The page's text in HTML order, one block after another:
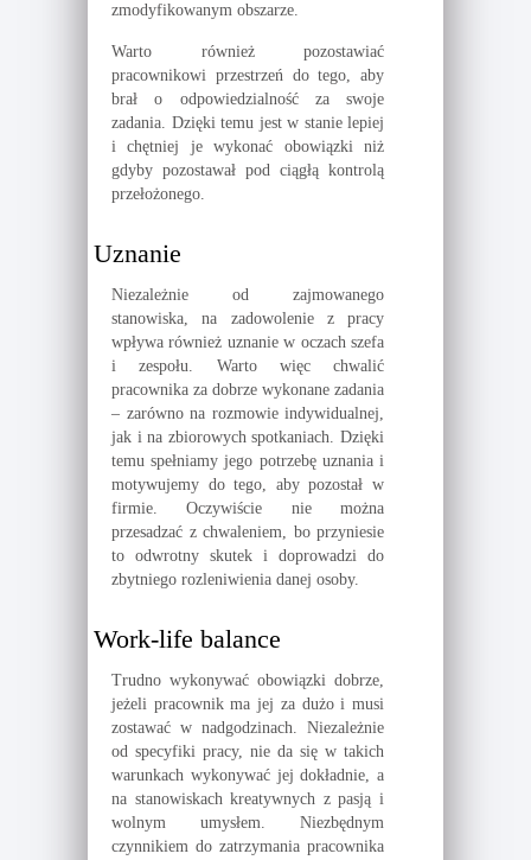
zmodyfikowanym obszarze.
Warto również pozostawiać
pracownikowi przestrzeń do tego, aby
brał o odpowiedzialność za swoje
zadania. Dzięki temu jest w stanie lepiej
i chętniej je wykonać obowiązki niż
gdyby pozostawał pod ciągłą kontrolą
przełożonego.
Uznanie
Niezależnie od zajmowanego
stanowiska, na zadowolenie z pracy
wpływa również uznanie w oczach szefa
i zespołu. Warto więc chwalić
pracownika za dobrze wykonane zadania
– zarówno na rozmowie indywidualnej,
jak i na zbiorowych spotkaniach. Dzięki
temu spełniamy jego potrzebę uznania i
motywujemy do tego, aby pozostał w
firmie. Oczywiście nie można
przesadzać z chwaleniem, bo przyniesie
to odwrotny skutek i doprowadzi do
zbytniego rozleniwienia danej osoby.
Work-life balance
Trudno wykonywać obowiązki dobrze,
jeżeli pracownik ma jej za dużo i musi
zostawać w nadgodzinach. Niezależnie
od specyfiki pracy, nie da się w takich
warunkach wykonywać jej dokładnie, a
na stanowiskach kreatywnych z pasją i
wolnym umysłem. Niezbędnym
czynnikiem do zatrzymania pracownika